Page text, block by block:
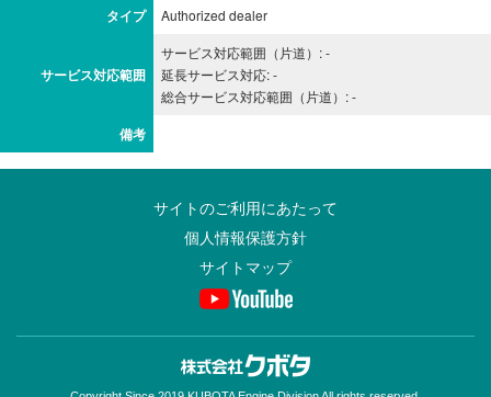
タイプ Authorized dealer
サービス対応範囲
サービス対応範囲（片道）: -
延長サービス対応: -
総合サービス対応範囲（片道）: -
備考
サイトのご利用にあたって
個人情報保護方針
サイトマップ